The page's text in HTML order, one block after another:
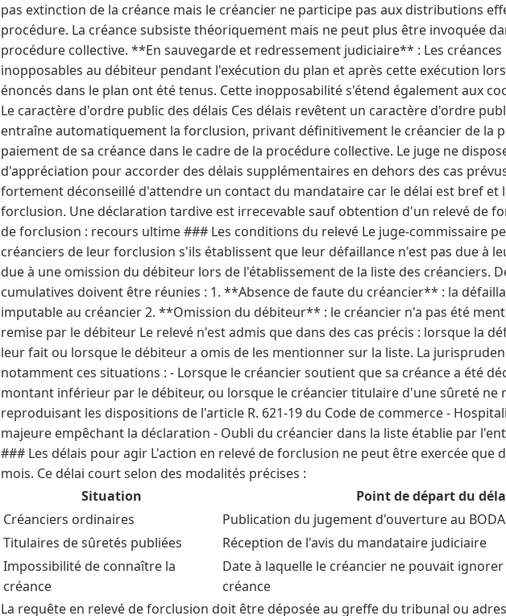
pas extinction de la créance mais le créancier ne participe pas aux distributions
procédure. La créance subsiste théoriquement mais ne peut plus être invoquée
procédure collective. **En sauvegarde et redressement judiciaire** : Les
inopposables au débiteur pendant l'exécution du plan et après cette exécution
énoncés dans le plan ont été tenus. Cette inopposabilité s'étend également aux
Le caractère d'ordre public des délais Ces délais revêtent un caractère d'ordre
entraîne automatiquement la forclusion, privant définitivement le créancier de la
paiement de sa créance dans le cadre de la procédure collective. Le juge ne
d'appréciation pour accorder des délais supplémentaires en dehors des cas
fortement déconseillé d'attendre un contact du mandataire car le délai est bref et
forclusion. Une déclaration tardive est irrecevable sauf obtention d'un relevé de
de forclusion : recours ultime ### Les conditions du relevé Le juge-commissaire
créanciers de leur forclusion s'ils établissent que leur défaillance n'est pas due à
due à une omission du débiteur lors de l'établissement de la liste des créanciers.
cumulatives doivent être réunies : 1. **Absence de faute du créancier** : la
imputable au créancier 2. **Omission du débiteur** : le créancier n'a pas été
remise par le débiteur Le relevé n'est admis que dans des cas précis : lorsque la
leur fait ou lorsque le débiteur a omis de les mentionner sur la liste. La
notamment ces situations : - Lorsque le créancier soutient que sa créance a été
montant inférieur par le débiteur, ou lorsque le créancier titulaire d'une sûreté ne
reproduisant les dispositions de l'article R. 621-19 du Code de commerce -
majeure empêchant la déclaration - Oubli du créancier dans la liste établie par
### Les délais pour agir L'action en relevé de forclusion ne peut être exercée que
mois. Ce délai court selon des modalités précises :
Situation
Point de départ du
Créanciers ordinaires
Publication du jugement d'ouverture au
Titulaires de sûretés publiées
Réception de l'avis du mandataire judiciaire
Impossibilité de connaître la
créance
Date à laquelle le créancier ne pouvait ignorer
créance
La requête en relevé de forclusion doit être déposée au greffe du tribunal ou